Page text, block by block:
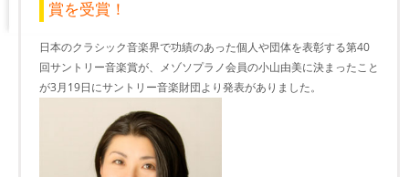
賞を受賞！
日本のクラシック音楽界で功績のあった個人や団体を表彰する第40
回サントリー音楽賞が、メゾソプラノ会員の小山由美に決まったこと
が3月19日にサントリー音楽財団より発表がありました。